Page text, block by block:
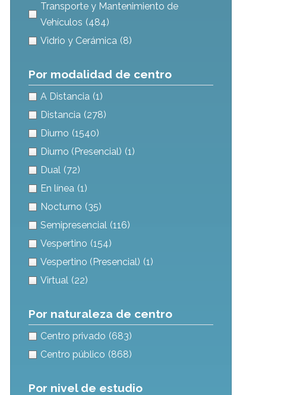
Transporte y Mantenimiento de
Vehículos (484)
Vidrio y Cerámica (8)
Por modalidad de centro
A Distancia (1)
Distancia (278)
Diurno (1540)
Diurno (Presencial) (1)
Dual (72)
En línea (1)
Nocturno (35)
Semipresencial (116)
Vespertino (154)
Vespertino (Presencial) (1)
Virtual (22)
Por naturaleza de centro
Centro privado (683)
Centro público (868)
Por nivel de estudio